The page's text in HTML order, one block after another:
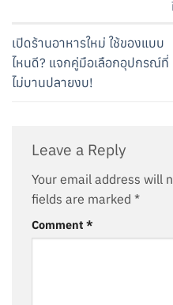
เปิดร้านอาหารใหม่ ใช้ของแบบ
ไหนดี? แจกคู่มือเลือกอุปกรณ์ที่
ไม่บานปลายงบ!
Leave a Reply
Your email address will
fields are marked *
Comment *